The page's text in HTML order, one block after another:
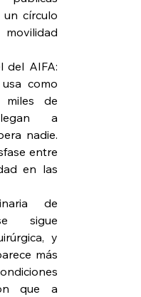
círculo
del AIFA:
como
miles de
a
nadie.
entre
en las
de
sigue
y
más
que a